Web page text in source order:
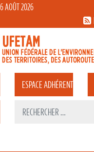
AOÛT 2026
ESPACEADHÉRENT